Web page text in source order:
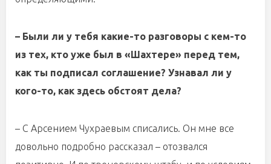
– Были ли у тебя какие-то разговоры с кем-то
из тех, кто уже был в «Шахтере» перед тем,
как ты подписал соглашение? Узнавал ли у
кого-то, как здесь обстоят дела?
– С Арсением Чухраевым списались. Он мне все
довольно подробно рассказал – отозвался